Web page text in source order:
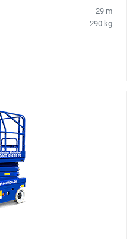
29 m
290 kg